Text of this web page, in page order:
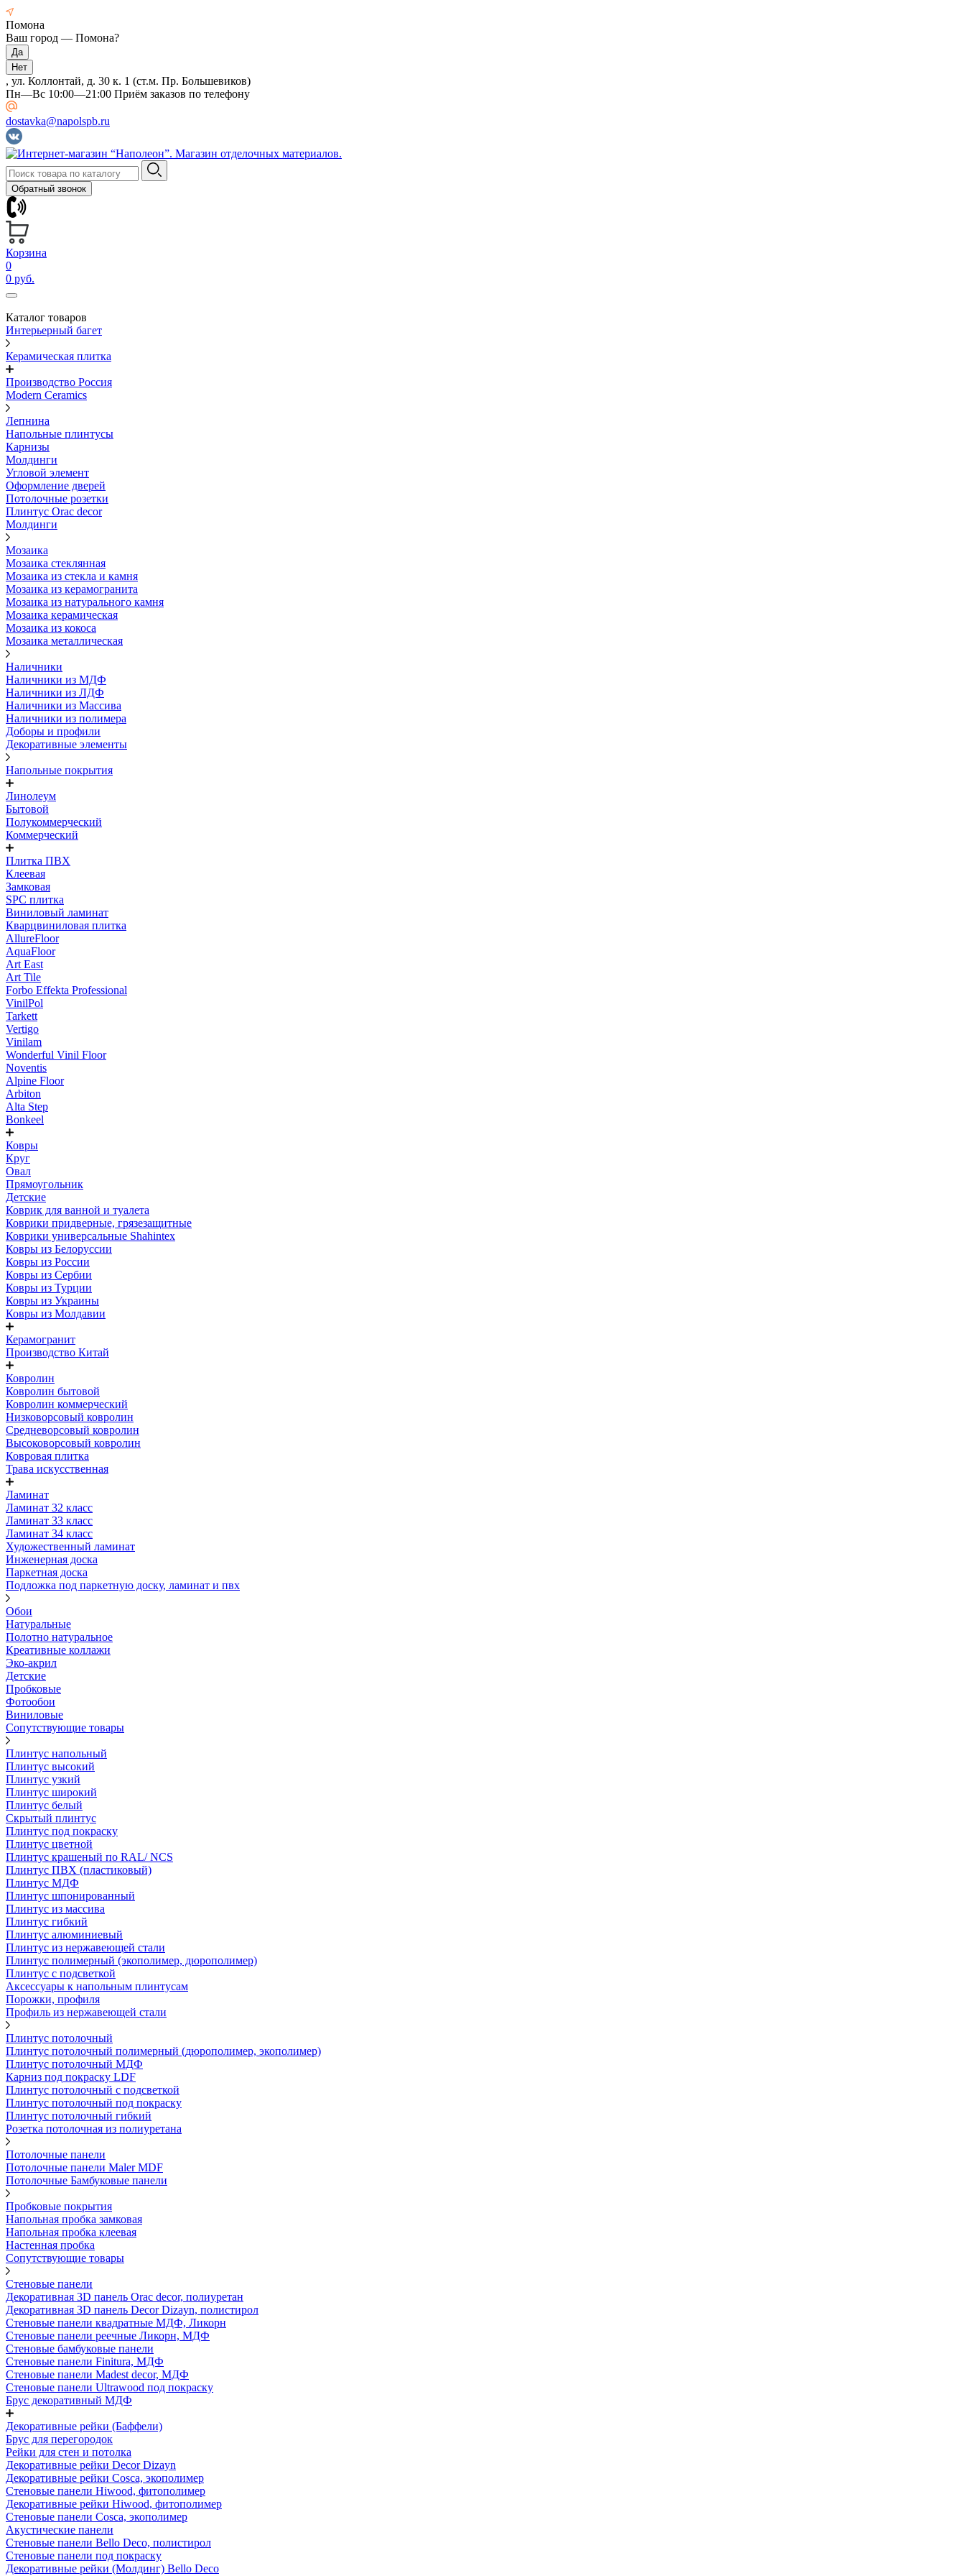
Помона
Ваш город — Помона?
, ул. Коллонтай, д. 30 к. 1 (ст.м. Пр. Большевиков)
Пн—Вс 10:00—21:00 Приём заказов по телефону
dostavka@napolspb.ru
Обратный звонок
Корзина
0
0 руб.
Каталог товаров
Интерьерный багет
Керамическая плитка
Производство Россия
Modern Ceramics
Лепнина
Напольные плинтусы
Карнизы
Молдинги
Угловой элемент
Оформление дверей
Потолочные розетки
Плинтус Orac decor
Молдинги
Мозаика
Мозаика стеклянная
Мозаика из стекла и камня
Мозаика из керамогранита
Мозаика из натурального камня
Мозаика керамическая
Мозаика из кокоса
Мозаика металлическая
Наличники
Наличники из МДФ
Наличники из ЛДФ
Наличники из Массива
Наличники из полимера
Доборы и профили
Декоративные элементы
Напольные покрытия
Линолеум
Бытовой
Полукоммерческий
Коммерческий
Плитка ПВХ
Клеевая
Замковая
SPC плитка
Виниловый ламинат
Кварцвиниловая плитка
AllureFloor
AquaFloor
Art East
Art Tile
Forbo Effekta Professional
VinilPol
Tarkett
Vertigo
Vinilam
Wonderful Vinil Floor
Noventis
Alpine Floor
Arbiton
Alta Step
Bonkeel
Ковры
Круг
Овал
Прямоугольник
Детские
Коврик для ванной и туалета
Коврики придверные, грязезащитные
Коврики универсальные Shahintex
Ковры из Белоруссии
Ковры из России
Ковры из Сербии
Ковры из Турции
Ковры из Украины
Ковры из Молдавии
Керамогранит
Производство Китай
Ковролин
Ковролин бытовой
Ковролин коммерческий
Низковорсовый ковролин
Средневорсовый ковролин
Высоковорсовый ковролин
Ковровая плитка
Трава искусственная
Ламинат
Ламинат 32 класс
Ламинат 33 класс
Ламинат 34 класс
Художественный ламинат
Инженерная доска
Паркетная доска
Подложка под паркетную доску, ламинат и пвх
Обои
Натуральные
Полотно натуральное
Креативные коллажи
Эко-акрил
Детские
Пробковые
Фотообои
Виниловые
Сопутствующие товары
Плинтус напольный
Плинтус высокий
Плинтус узкий
Плинтус широкий
Плинтус белый
Скрытый плинтус
Плинтус под покраску
Плинтус цветной
Плинтус крашеный по RAL/ NCS
Плинтус ПВХ (пластиковый)
Плинтус МДФ
Плинтус шпонированный
Плинтус из массива
Плинтус гибкий
Плинтус алюминиевый
Плинтус из нержавеющей стали
Плинтус полимерный (экополимер, дюрополимер)
Плинтус с подсветкой
Аксессуары к напольным плинтусам
Порожки, профиля
Профиль из нержавеющей стали
Плинтус потолочный
Плинтус потолочный полимерный (дюрополимер, экополимер)
Плинтус потолочный МДФ
Карниз под покраску LDF
Плинтус потолочный с подсветкой
Плинтус потолочный под покраску
Плинтус потолочный гибкий
Розетка потолочная из полиуретана
Потолочные панели
Потолочные панели Maler MDF
Потолочные Бамбуковые панели
Пробковые покрытия
Напольная пробка замковая
Напольная пробка клеевая
Настенная пробка
Сопутствующие товары
Стеновые панели
Декоративная 3D панель Orac decor, полиуретан
Декоративная 3D панель Decor Dizayn, полистирол
Стеновые панели квадратные МДФ, Ликорн
Стеновые панели реечные Ликорн, МДФ
Стеновые бамбуковые панели
Стеновые панели Finitura, МДФ
Стеновые панели Madest decor, МДФ
Стеновые панели Ultrawood под покраску
Брус декоративный МДФ
Декоративные рейки (Баффели)
Брус для перегородок
Рейки для стен и потолка
Декоративные рейки Decor Dizayn
Декоративные рейки Cosca, экополимер
Стеновые панели Hiwood, фитополимер
Декоративные рейки Hiwood, фитополимер
Стеновые панели Cosca, экополимер
Акустические панели
Стеновые панели Bello Deco, полистирол
Стеновые панели под покраску
Декоративные рейки (Молдинг) Bello Deco